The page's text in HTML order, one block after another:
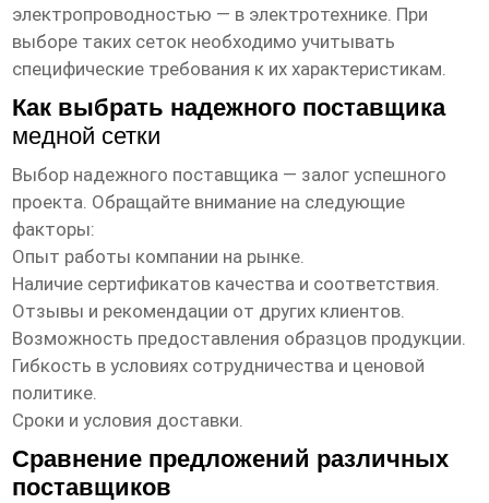
электропроводностью — в электротехнике. При
выборе таких сеток необходимо учитывать
специфические требования к их характеристикам.
Как выбрать надежного поставщика
медной сетки
Выбор надежного поставщика — залог успешного
проекта. Обращайте внимание на следующие
факторы:
Опыт работы компании на рынке.
Наличие сертификатов качества и соответствия.
Отзывы и рекомендации от других клиентов.
Возможность предоставления образцов продукции.
Гибкость в условиях сотрудничества и ценовой
политике.
Сроки и условия доставки.
Сравнение предложений различных
поставщиков